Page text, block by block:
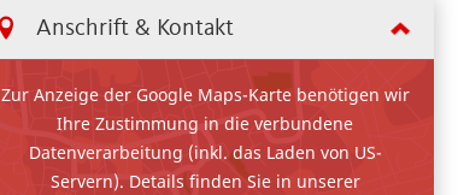
Anschrift & Kontakt
Zur Anzeige der Google Maps-Karte benötigen wir
Ihre Zustimmung in die verbundene
Datenverarbeitung (inkl. das Laden von US-
Servern). Details finden Sie in unserer